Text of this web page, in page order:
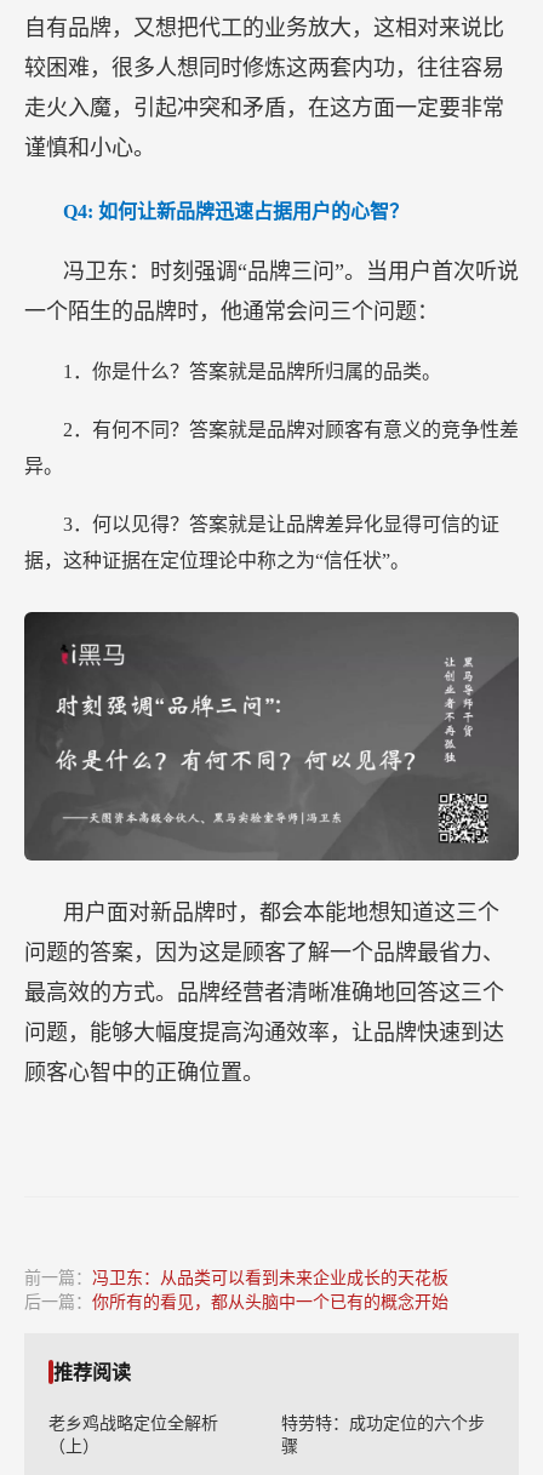
自有品牌，又想把代工的业务放大，这相对来说比
较困难，很多人想同时修炼这两套内功，往往容易
走火入魔，引起冲突和矛盾，在这方面一定要非常
谨慎和小心。
Q4: 如何让新品牌迅速占据用户的心智？
冯卫东：时刻强调“品牌三问”。当用户首次听说
一个陌生的品牌时，他通常会问三个问题：
1．你是什么？答案就是品牌所归属的品类。
2．有何不同？答案就是品牌对顾客有意义的竞争性差
异。
3．何以见得？答案就是让品牌差异化显得可信的证
据，这种证据在定位理论中称之为“信任状”。
用户面对新品牌时，都会本能地想知道这三个
问题的答案，因为这是顾客了解一个品牌最省力、
最高效的方式。品牌经营者清晰准确地回答这三个
问题，能够大幅度提高沟通效率，让品牌快速到达
顾客心智中的正确位置。
前一篇： 冯卫东：从品类可以看到未来企业成长的天花板
后一篇： 你所有的看见，都从头脑中一个已有的概念开始
推荐阅读
老乡鸡战略定位全解析
（上）
特劳特：成功定位的六个步
骤